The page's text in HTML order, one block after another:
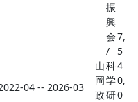
04 -- 2026-03
山
岡
政
振
興
会
/
科
学
研
7,
5
4
0,
0